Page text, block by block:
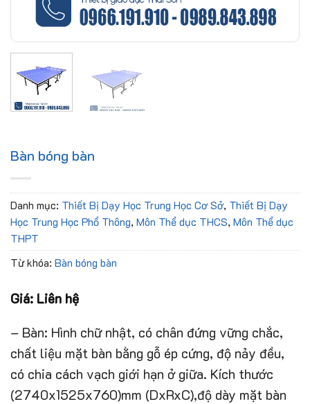
Bàn bóng bàn
Danh mục: Thiết Bị Dạy Học Trung Học Cơ Sở, Thiết Bị Dạy
Học Trung Học Phổ Thông, Môn Thể dục THCS, Môn Thể dục
THPT
Từ khóa: Bàn bóng bàn
Giá: Liên hệ
– Bàn: Hình chữ nhật, có chân đứng vững chắc,
chất liệu mặt bàn bằng gỗ ép cứng, độ nảy đều,
có chia cách vạch giới hạn ở giữa. Kích thước
(2740x1525x760)mm (DxRxC),độ dày mặt bàn